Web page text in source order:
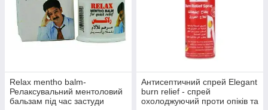
Relax mentho balm-
Релаксувальний ментоловий
бальзам під час застуди
Антисептичний спрей Elegant
burn relief - спрей
охолоджуючий проти опіків та